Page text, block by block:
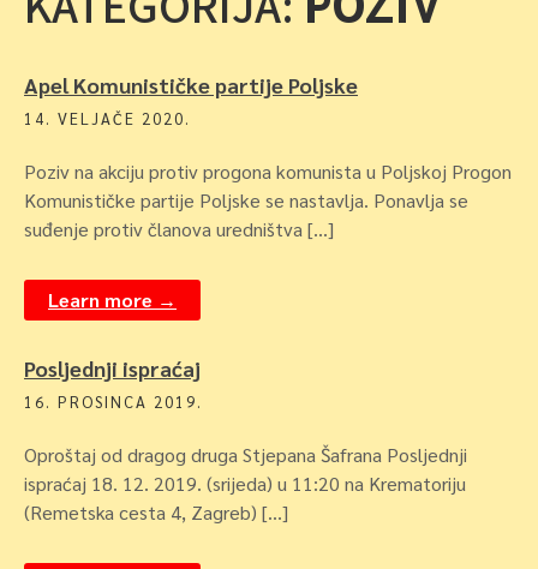
Apel Komunističke partije Poljske
14. VELJAČE 2020.
Poziv na akciju protiv progona komunista u Poljskoj Progon
Komunističke partije Poljske se nastavlja. Ponavlja se
suđenje protiv članova uredništva […]
Learn more →
Posljednji ispraćaj
16. PROSINCA 2019.
Oproštaj od dragog druga Stjepana Šafrana Posljednji
ispraćaj 18. 12. 2019. (srijeda) u 11:20 na Krematoriju
(Remetska cesta 4, Zagreb) […]